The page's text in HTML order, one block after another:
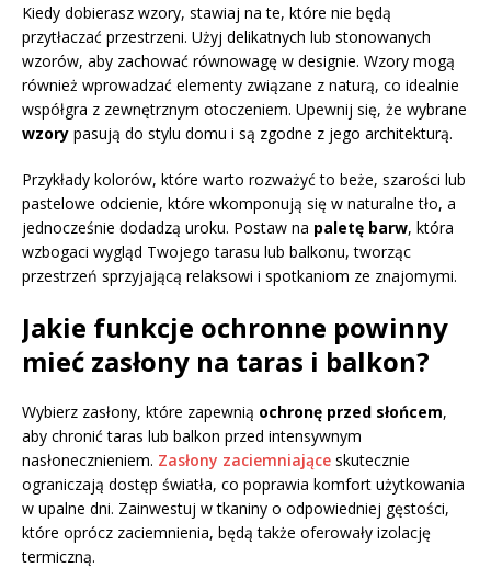
Kiedy dobierasz wzory, stawiaj na te, które nie będą
przytłaczać przestrzeni. Użyj delikatnych lub stonowanych
wzorów, aby zachować równowagę w designie. Wzory mogą
również wprowadzać elementy związane z naturą, co idealnie
współgra z zewnętrznym otoczeniem. Upewnij się, że wybrane
wzory pasują do stylu domu i są zgodne z jego architekturą.
Przykłady kolorów, które warto rozważyć to beże, szarości lub
pastelowe odcienie, które wkomponują się w naturalne tło, a
jednocześnie dodadzą uroku. Postaw na paletę barw, która
wzbogaci wygląd Twojego tarasu lub balkonu, tworząc
przestrzeń sprzyjającą relaksowi i spotkaniom ze znajomymi.
Jakie funkcje ochronne powinny
mieć zasłony na taras i balkon?
Wybierz zasłony, które zapewnią ochronę przed słońcem,
aby chronić taras lub balkon przed intensywnym
nasłonecznieniem. Zasłony zaciemniające skutecznie
ograniczają dostęp światła, co poprawia komfort użytkowania
w upalne dni. Zainwestuj w tkaniny o odpowiedniej gęstości,
które oprócz zaciemnienia, będą także oferowały izolację
termiczną.